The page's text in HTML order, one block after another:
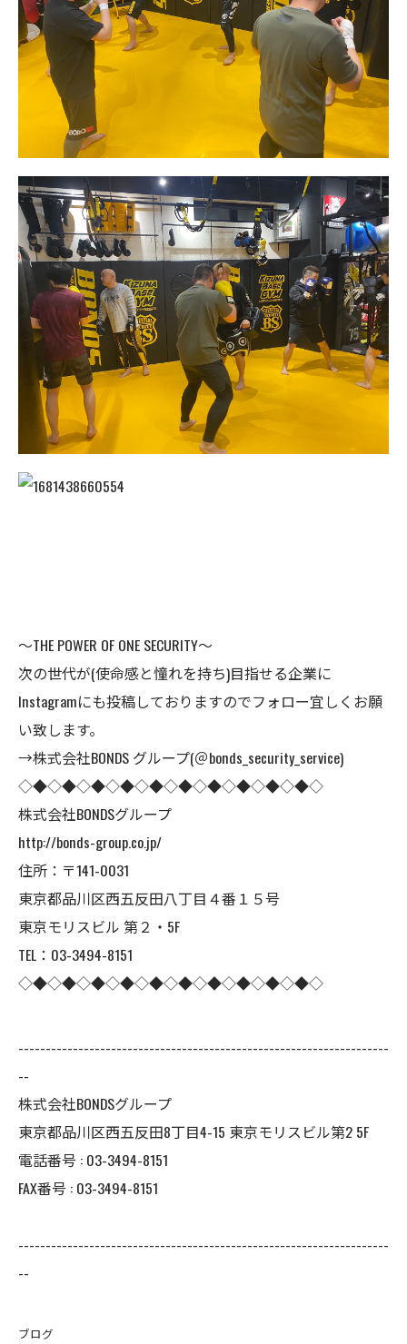
～THE POWER OF ONE SECURITY～
次の世代が(使命感と憧れを持ち)目指せる企業に
Instagramにも投稿しておりますのでフォロー宜しくお願
い致します。
→株式会社BONDS グループ(＠bonds_security_service)
◇◆◇◆◇◆◇◆◇◆◇◆◇◆◇◆◇◆◇◆◇
株式会社BONDSグループ
http://bonds-group.co.jp/
住所：〒141-0031
東京都品川区西五反田八丁目４番１５号
東京モリスビル 第２・5F
TEL：03-3494-8151
◇◆◇◆◇◆◇◆◇◆◇◆◇◆◇◆◇◆◇◆◇
--------------------------------------------------------------------
--
株式会社BONDSグループ
東京都品川区西五反田8丁目4-15 東京モリスビル第2 5F
電話番号 : 03-3494-8151
FAX番号 : 03-3494-8151
--------------------------------------------------------------------
--
ブログ